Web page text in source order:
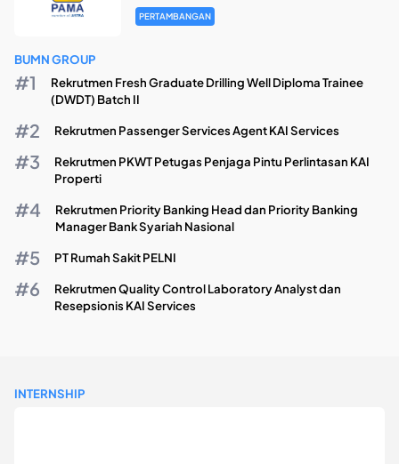
PERTAMBANGAN
BUMN GROUP
Rekrutmen Fresh Graduate Drilling Well Diploma Trainee
(DWDT) Batch II
Rekrutmen Passenger Services Agent KAI Services
Rekrutmen PKWT Petugas Penjaga Pintu Perlintasan KAI
Properti
Rekrutmen Priority Banking Head dan Priority Banking
Manager Bank Syariah Nasional
PT Rumah Sakit PELNI
Rekrutmen Quality Control Laboratory Analyst dan
Resepsionis KAI Services
INTERNSHIP